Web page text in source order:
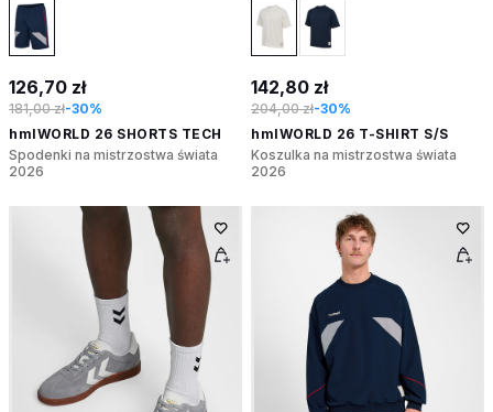
126,70 zł
181,00 zł-30%
hmlWORLD 26 SHORTS TECH
Spodenki na mistrzostwa świata
2026
142,80 zł
204,00 zł-30%
hmlWORLD 26 T-SHIRT S/S
Koszulka na mistrzostwa świata
2026